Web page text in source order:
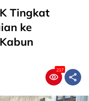
Tingkat
ke
217